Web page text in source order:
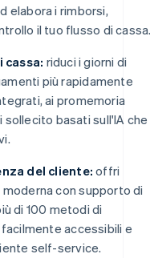
elabora i rimborsi,
il tuo flusso di
cassa: riduci i giorni di
più rapidamente
ai promemoria
basati sull'IA
del cliente: offri
con supporto di
di 100 metodi di
accessibili e
self-service.